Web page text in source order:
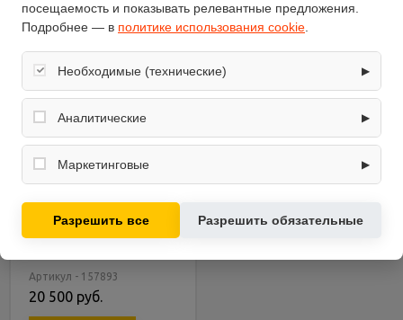
Встраиваемый
черный
Артикул - 157893
20 500 руб.
посещаемость и показывать релевантные предложения.
Подробнее — в политике использования cookie
Необходимые (технические) ▶
Обеспечивают корректную работу сайта: оформление
заказа, корзина, вход в личный кабинет. Без них основные
Аналитические ▶
Собирают обезличенную информацию о посещениях и
использовании сайта (например, счётчики аналитики),
Маркетинговые ▶
предложений на основе ваших интересов.
Разрешить все Разрешить обязательные